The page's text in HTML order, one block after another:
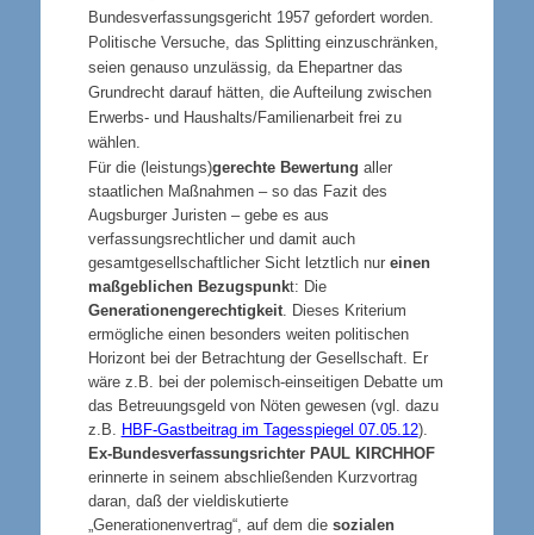
Bundesverfassungsgericht 1957 gefordert worden.
Politische Versuche, das Splitting einzuschränken,
seien genauso unzulässig, da Ehepartner das
Grundrecht darauf hätten, die Aufteilung zwischen
Erwerbs- und Haushalts/Familienarbeit frei zu
wählen.
Für die (leistungs)gerechte Bewertung aller
staatlichen Maßnahmen – so das Fazit des
Augsburger Juristen – gebe es aus
verfassungsrechtlicher und damit auch
gesamtgesellschaftlicher Sicht letztlich nur einen
maßgeblichen Bezugspunkt: Die
Generationengerechtigkeit. Dieses Kriterium
ermögliche einen besonders weiten politischen
Horizont bei der Betrachtung der Gesellschaft. Er
wäre z.B. bei der polemisch-einseitigen Debatte um
das Betreuungsgeld von Nöten gewesen (vgl. dazu
z.B. HBF-Gastbeitrag im Tagesspiegel 07.05.12).
Ex-Bundesverfassungsrichter PAUL KIRCHHOF
erinnerte in seinem abschließenden Kurzvortrag
daran, daß der vieldiskutierte
„Generationenvertrag“, auf dem die sozialen